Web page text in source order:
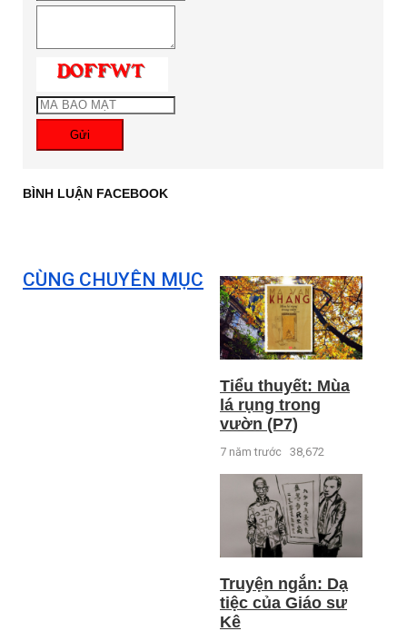
Gửi
BÌNH LUẬN FACEBOOK
CÙNG CHUYÊN MỤC
Tiểu thuyết: Mùa
lá rụng trong
vườn (P7)
7 năm trước 38,672
Truyện ngắn: Dạ
tiệc của Giáo sư
Kê